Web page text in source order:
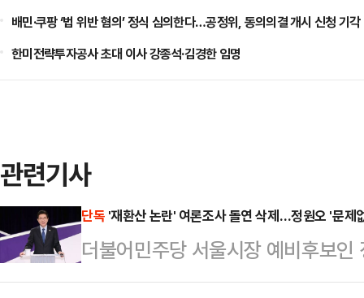
배민·쿠팡 ‘법 위반 혐의’ 정식 심의한다…공정위, 동의의결 개시 신청 기각
한미전략투자공사 초대 이사 강종석·김경한 임명
관련기사
단독 '재환산 논란' 여론조사 돌연 삭제…정원오 '문제
더불어민주당 서울시장 예비후보
에서 논란이 된 '재환산 여론조사'